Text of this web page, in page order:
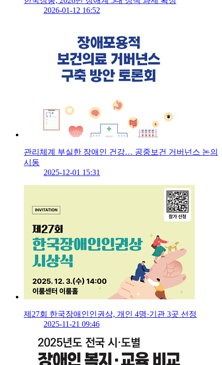
2026-01-12 16:52
관리체계 부실한 장애인 건강… 공중보건 거버넌스 논의
시동
2025-12-01 15:31
제27회 한국장애인인권상, 개인 4명·기관 3곳 선정
2025-11-21 09:46